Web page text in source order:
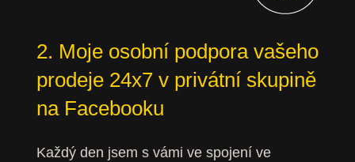
2. Moje osobní podpora vašeho
prodeje 24x7 v privátní skupině
na Facebooku
Každý den jsem s vámi ve spojení ve